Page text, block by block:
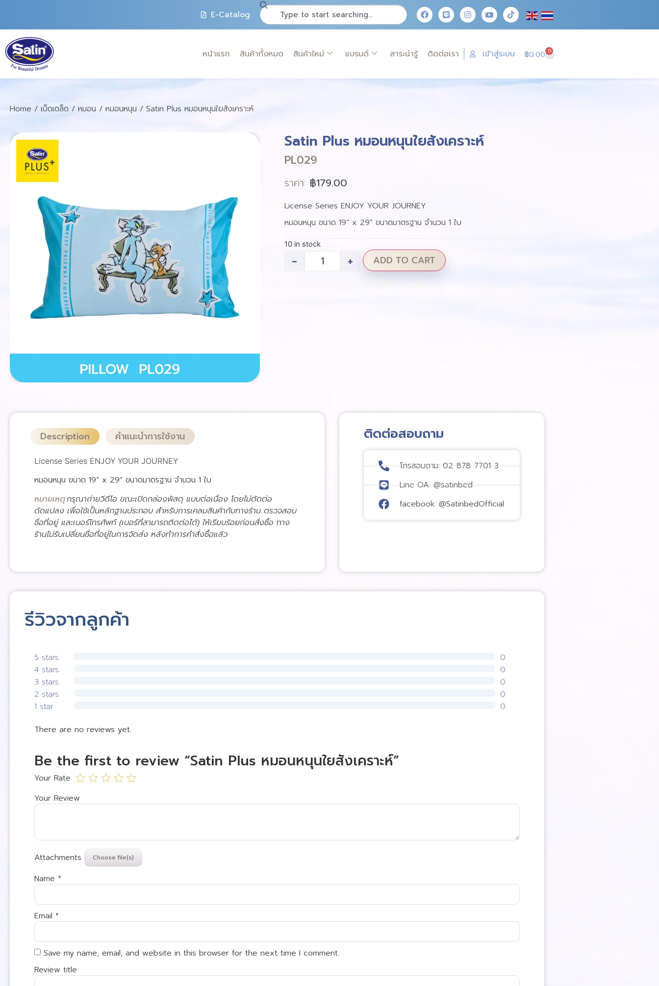
E-Catalog
หน้าแรก สินค้าทั้งหมด สินค้าใหม่ แบรนด์ สาระน่ารู้ ติดต่อเรา เข้าสู่ระบบ ฿0.00 0
Home / เบ็ดเตล็ด / หมอน / หมอนหนุน / Satin Plus หมอนหนุนใยสังเคราะห์
Satin Plus หมอนหนุนใยสังเคราะห์
PL029
ราคา: ฿179.00
License Series ENJOY YOUR JOURNEY
หมอนหนุน ขนาด 19” x 29” ขนาดมาตรฐาน จำนวน 1 ใบ
10 in stock
- + ADD TO CART
Description คำแนะนำการใช้งาน
License Series ENJOY YOUR JOURNEY
หมอนหนุน ขนาด 19” x 29” ขนาดมาตรฐาน จำนวน 1 ใบ
หมายเหตุ:กรุณาถ่ายวีดีโอ ขณะเปิดกล่องพัสดุ แบบต่อเนื่อง โดยไม่ตัดต่อ
ดัดแปลง เพื่อใช้เป็นหลักฐานประกอบ สำหรับการเคลมสินค้ากับทางร้าน ตรวจสอบ
ชื่อที่อยู่ และเบอร์โทรศัพท์ (เบอร์ที่สามารถติดต่อได้) ให้เรียบร้อยก่อนสั่งซื้อ ทาง
ร้านไม่รับเปลี่ยนชื่อที่อยู่ในการจัดส่ง หลังทำการคำสั่งซื้อแล้ว
ติดต่อสอบถาม
โทรสอบถาม: 02-878-7701-3
Line OA: @satinbed
facebook: @SatinbedOfficial
รีวิวจากลูกค้า
5 stars
0
4 stars
0
3 stars
0
2 stars
0
1 star
0
There are no reviews yet.
Be the first to review “Satin Plus หมอนหนุนใยสังเคราะห์”
Your Rate
Your Review
Attachments
Name *
Email *
Save my name, email, and website in this browser for the next time I comment.
Review title